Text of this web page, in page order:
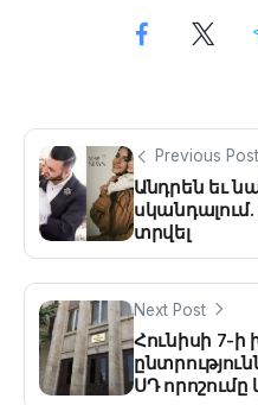
Previous Post
Անդրեն եւ
տրվել
Next Post
Հունիսի 7-
ՍԴ